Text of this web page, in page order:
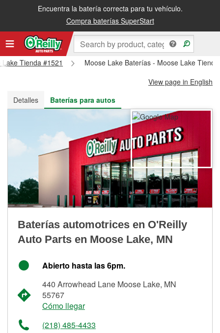
Encuentra la batería correcta para tu vehículo.
Compra baterías SuperStart
Recibe tu orden gratis al día siguiente o recógela en la tienda
Tienda #1521
Moose Lake Baterías - Moose Lake
View page in English
Detalles
Baterías para autos
Baterías automotrices en O'Reilly
Auto Parts en Moose Lake, MN
Abierto hasta las 6pm.
440 Arrowhead Lane Moose Lake, MN
55767
Cómo llegar
(218) 485-4433